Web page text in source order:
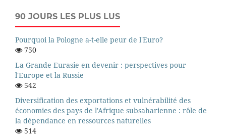
90 JOURS LES PLUS LUS
Pourquoi la Pologne a-t-elle peur de l'Euro?
750
La Grande Eurasie en devenir : perspectives pour
l'Europe et la Russie
542
Diversification des exportations et vulnérabilité des
économies des pays de l'Afrique subsaharienne : rôle de
la dépendance en ressources naturelles
514